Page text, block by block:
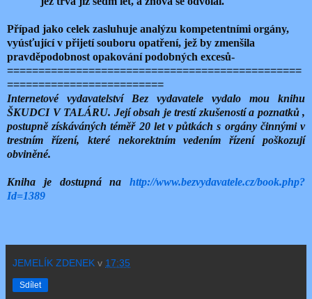
Případ jako celek zasluhuje analýzu kompetentními orgány,
vyúsťující v přijetí souboru opatření, jež by zmenšila
pravděpodobnost opakování podobných excesů-
===============================================
=========================
Internetové vydavatelství Bez vydavatele vydalo mou knihu
ŠKUDCI V TALÁRU. Její obsah je trestí zkušeností a poznatků ,
postupně získáváných téměř 20 let v půtkách s orgány činnými v
trestním řízení, které nekorektním vedením řízení poškozují
obviněné.
Kniha je dostupná na http://www.bezvydavatele.cz/book.php?
Id=1389
JEMELÍK ZDENEK v 17:35
Sdílet